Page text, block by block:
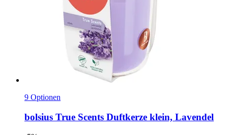
9 Optionen
bolsius True Scents Duftkerze klein, Lavendel